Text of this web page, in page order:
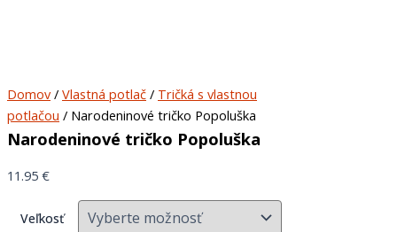
Domov/ Vlastná potlač / Tričká s vlastnou
potlačou / Narodeninové tričko Popoluška
Narodeninové tričko Popoluška
11.95 €
Veľkosť